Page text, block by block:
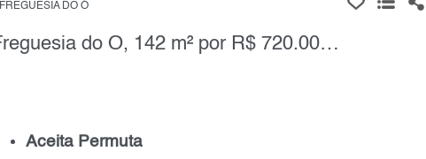
FREGUESIA DO Ó
Sobrado, 3 Quartos à Venda, Freguesia do Ó, 142 m² por R$ 720.000,00
Aceita Permuta